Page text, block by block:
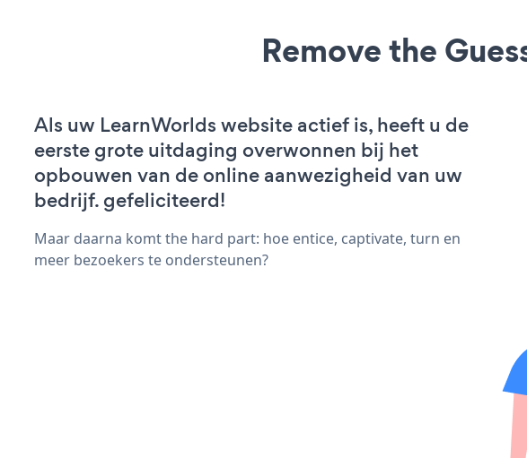
Remove the
Als uw LearnWorlds website actief is, heeft u de
eerste grote uitdaging overwonnen bij het
opbouwen van de online aanwezigheid van uw
bedrijf. gefeliciteerd!
Maar daarna komt the hard part: hoe entice, captivate, turn en
meer bezoekers te ondersteunen?